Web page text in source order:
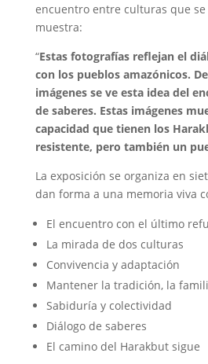
encuentro entre culturas que
muestra:
“Estas fotografías reflejan el
con los pueblos amazónicos.
imágenes se ve esta idea del
de saberes. Estas imágenes
capacidad que tienen los
resistente, pero también un
La exposición se organiza en
dan forma a una memoria viva
El encuentro con el último
La mirada de dos culturas
Convivencia y adaptación
Mantener la tradición, la
Sabiduría y colectividad
Diálogo de saberes
El camino del Harakbut sigue